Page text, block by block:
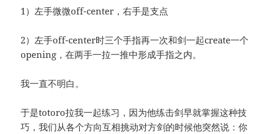
1）左手微微off-center，右手是支点
2）左手off-center时三个手指再一次和剑一起create一个
opening，在两手一拉一推中形成手指之内。
我一直不明白。
于是totoro拉我一起练习，因为他练击剑早就掌握这种技
巧，我们从各个方向互相挑动对方剑的时候他突然说：你